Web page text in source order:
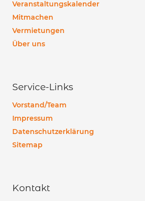
Veranstaltungskalender
Mitmachen
Vermietungen
Über uns
Service-Links
Vorstand/Team
Impressum
Datenschutzerklärung
Sitemap
Kontakt